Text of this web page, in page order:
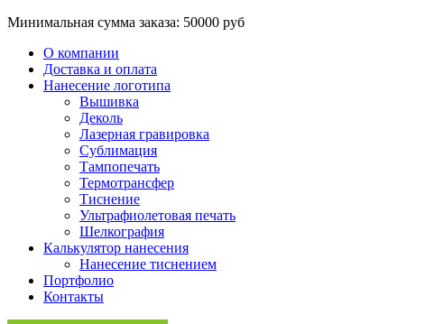
Минимальная сумма заказа: 50000 руб
О компании
Доставка и оплата
Нанесение логотипа
Вышивка
Деколь
Лазерная гравировка
Сублимация
Тампопечать
Термотрансфер
Тиснение
Ультрафиолетовая печать
Шелкография
Калькулятор нанесения
Нанесение тиснением
Портфолио
Контакты